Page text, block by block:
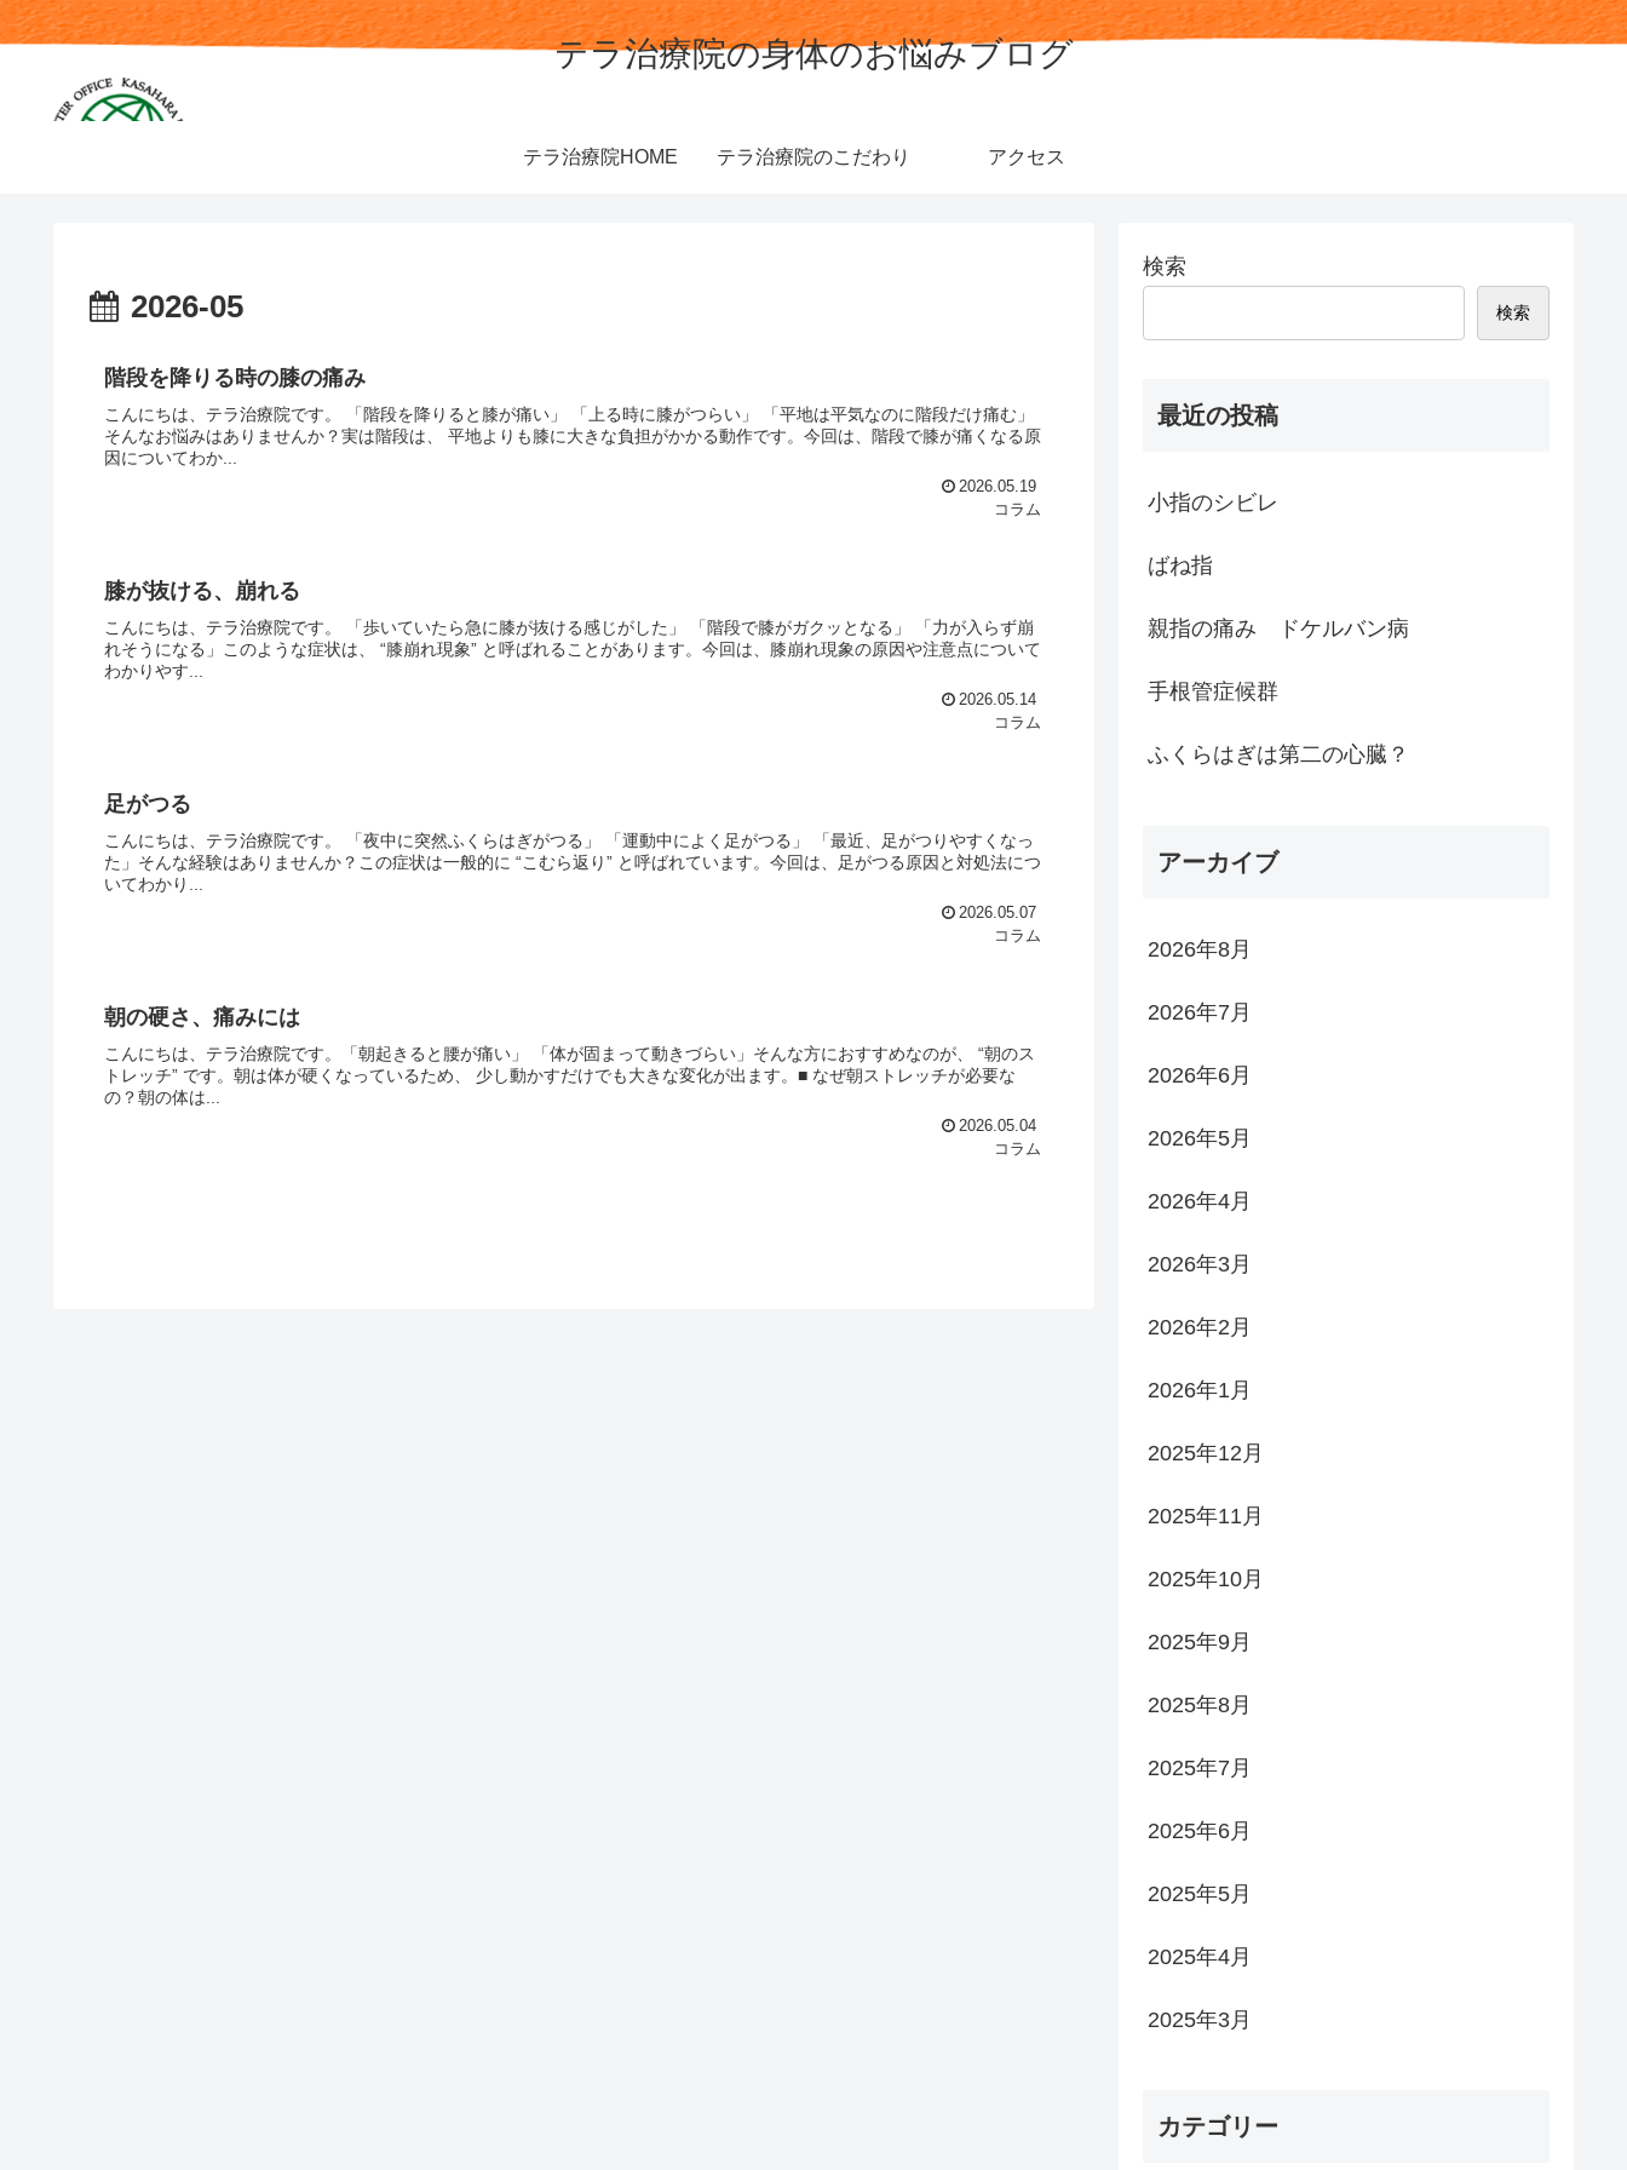
テラ治療院の身体のお悩みブログ
テラ治療院HOME テラ治療院のこだわり アクセス
2026-05
階段を降りる時の膝の痛み
こんにちは、テラ治療院です。 「階段を降りると膝が痛い」 「上る時に膝がつらい」 「平地は平気なのに階段だけ痛む」
そんなお悩みはありませんか？実は階段は、 平地よりも膝に大きな負担がかかる動作です。今回は、階段で膝が痛くなる原
因についてわか...
2026.05.19
コラム
膝が抜ける、崩れる
こんにちは、テラ治療院です。 「歩いていたら急に膝が抜ける感じがした」 「階段で膝がガクッとなる」 「力が入らず崩
れそうになる」このような症状は、 “膝崩れ現象” と呼ばれることがあります。今回は、膝崩れ現象の原因や注意点について
わかりやす...
2026.05.14
コラム
足がつる
こんにちは、テラ治療院です。 「夜中に突然ふくらはぎがつる」 「運動中によく足がつる」 「最近、足がつりやすくなっ
た」そんな経験はありませんか？この症状は一般的に “こむら返り” と呼ばれています。今回は、足がつる原因と対処法につ
いてわかり...
2026.05.07
コラム
朝の硬さ、痛みには
こんにちは、テラ治療院です。「朝起きると腰が痛い」 「体が固まって動きづらい」そんな方におすすめなのが、 “朝のス
トレッチ” です。朝は体が硬くなっているため、 少し動かすだけでも大きな変化が出ます。■ なぜ朝ストレッチが必要な
の？朝の体は...
2026.05.04
コラム
検索
検索
最近の投稿
小指のシビレ
ばね指
親指の痛み ドケルバン病
手根管症候群
ふくらはぎは第二の心臓？
アーカイブ
2026年8月
2026年7月
2026年6月
2026年5月
2026年4月
2026年3月
2026年2月
2026年1月
2025年12月
2025年11月
2025年10月
2025年9月
2025年8月
2025年7月
2025年6月
2025年5月
2025年4月
2025年3月
カテゴリー